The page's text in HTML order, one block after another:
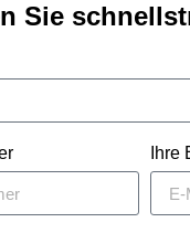
Sie
Ihre